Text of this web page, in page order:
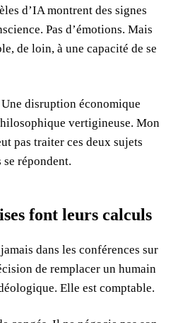
d’IA montrent des signes
Pas d’émotions. Mais
de loin, à une capacité de se
disruption économique
vertigineuse. Mon
pas traiter ces deux sujets
répondent.
font leurs calculs
dans les conférences sur
de remplacer un humain
Elle est comptable.